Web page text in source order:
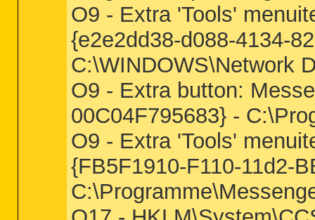
O9 - Extra 'Tools'
{e2e2dd38-d088-4134-
C:\WINDOWS\Network
O9 - Extra button:
00C04F795683} -
O9 - Extra 'Tools'
{FB5F1910-F110-11d2-